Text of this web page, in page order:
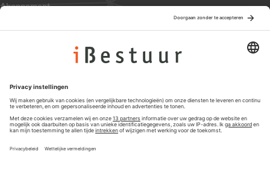
Abonnement
Privacyinstellingen